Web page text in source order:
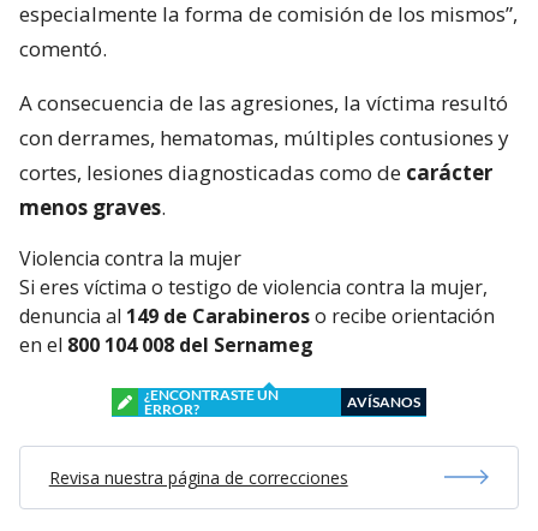
especialmente la forma de comisión de los mismos”,
comentó.
A consecuencia de las agresiones, la víctima resultó
con derrames, hematomas, múltiples contusiones y
cortes, lesiones diagnosticadas como de carácter
menos graves.
Violencia contra la mujer
Si eres víctima o testigo de violencia contra la mujer,
denuncia al 149 de Carabineroso recibe orientación
en el 800 104 008 del Sernameg
¿ENCONTRASTE UN
ERROR?
AVÍSANOS
Revisa nuestra página de correcciones